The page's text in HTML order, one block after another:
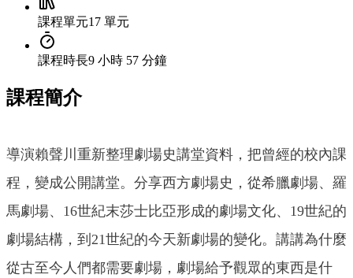
課程單元17 單元
課程時長9 小時 57 分鐘
課程簡介
導演賴聲川重新整理劇場史講堂資料，把曾經的校內課
程，變成公開講堂。分享西方劇場史，從希臘劇場、羅
馬劇場、16世紀末莎士比亞形成的劇場文化、19世紀的
劇場結構，到21世紀的今天新劇場的變化。講講為什麼
從古至今人們都需要劇場，劇場給予觀眾的東西是什